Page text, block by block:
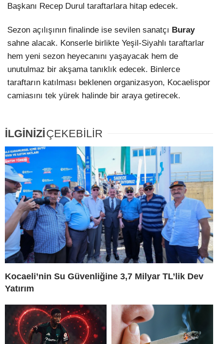
Başkanı Recep Durul taraftarlara hitap edecek.
Sezon açılışının finalinde ise sevilen sanatçı Buray
sahne alacak. Konserle birlikte Yeşil-Siyahlı taraftarlar
hem yeni sezon heyecanını yaşayacak hem de
unutulmaz bir akşama tanıklık edecek. Binlerce
taraftarın katılması beklenen organizasyon, Kocaelispor
camiasını tek yürek halinde bir araya getirecek.
İLGİNİZİÇEKEBİLİR
Kocaeli’nin Su Güvenliğine 3,7 Milyar TL’lik Dev
Yatırım